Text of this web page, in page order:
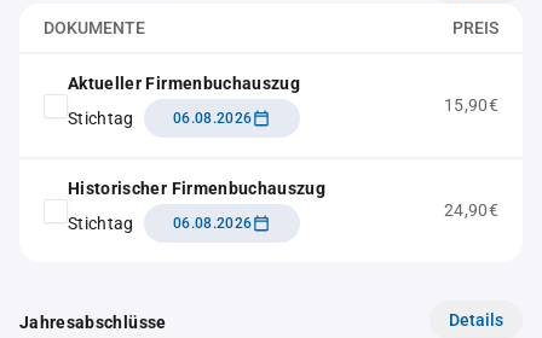
DOKUMENTE PREIS
Aktueller Firmenbuchauszug
Stichtag
06.08.2026
15,90€
Historischer Firmenbuchauszug
Stichtag
06.08.2026
24,90€
Jahresabschlüsse Details